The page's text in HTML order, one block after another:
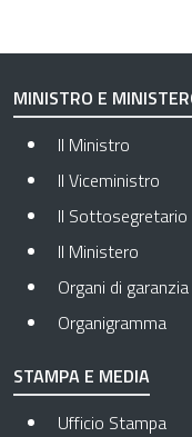
MINISTRO E
Il Ministro
Il Viceministro
Il Sottosegretario
Il Ministero
Organi di
Organigramma
STAMPA E MEDIA
Ufficio Stampa